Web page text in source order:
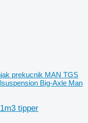
prekucnik MAN TGS
Big-Axle Man
tipper